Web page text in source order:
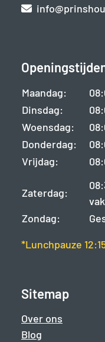
Maandag:
Dinsdag:
Woensdag:
Donderdag:
Vrijdag:
Zaterdag:
Zondag:
*Lunchpauze
Sitemap
Over ons
Blog